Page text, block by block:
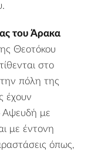
του Άρακα
Θεοτόκου
στο
πόλη της
έχουν
Αψευδή με
με έντονη
όπως,